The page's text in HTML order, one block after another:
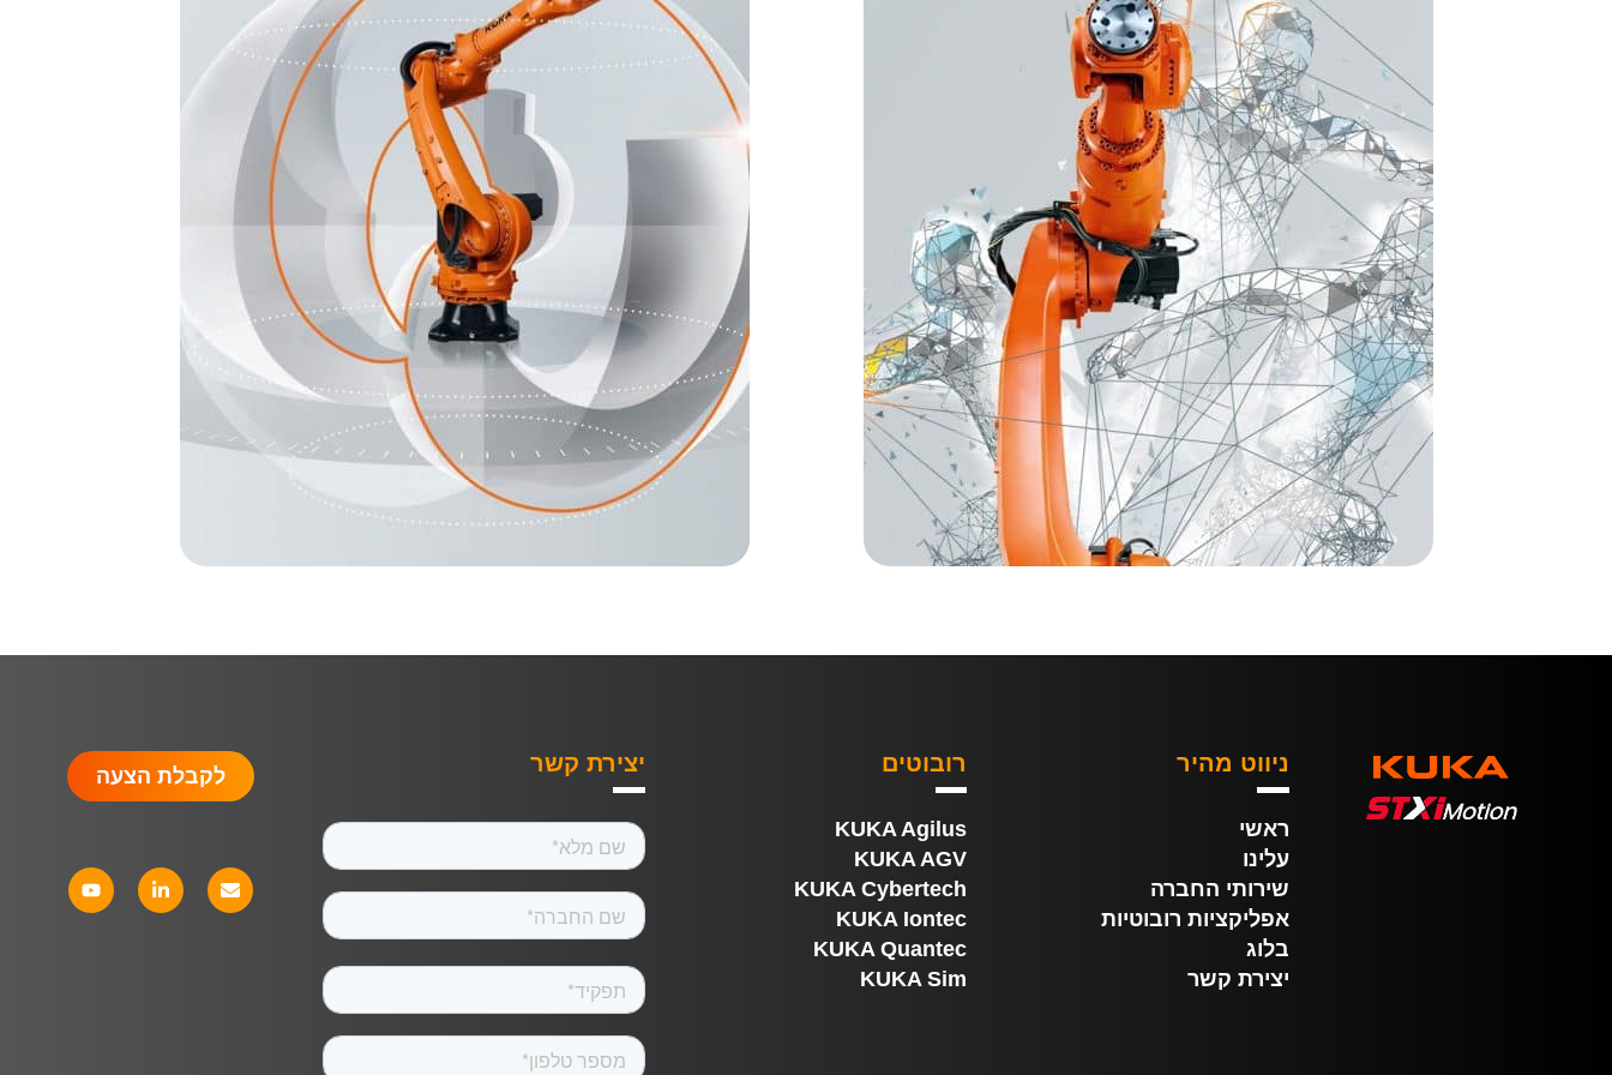
ניווט מהיר
ראשי
עלינו
שירותי החברה
אפליקציות רובוטיות
בלוג
יצירת קשר
רובוטים
KUKA Agilus
KUKA AGV
KUKA Cybertech
KUKA Iontec
KUKA Quantec
KUKA Sim
יצירת קשר לקבלת הצעה